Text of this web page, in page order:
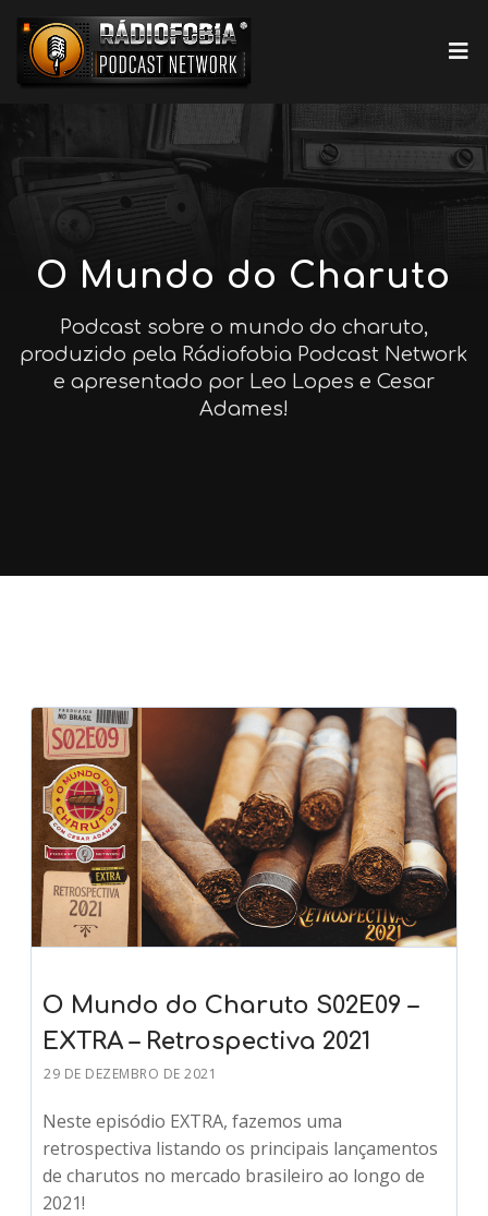
O Mundo do Charuto
Podcast sobre o mundo do charuto,
produzido pela Rádiofobia Podcast Network
e apresentado por Leo Lopes e Cesar
Adames!
O Mundo do Charuto S02E09 –
EXTRA – Retrospectiva 2021
29 DE DEZEMBRO DE 2021
Neste episódio EXTRA, fazemos uma
retrospectiva listando os principais lançamentos
de charutos no mercado brasileiro ao longo de
2021!